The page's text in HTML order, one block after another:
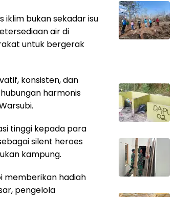
iklim bukan sekadar isu
air di
untuk bergerak
konsisten, dan
harmonis
tinggi kepada para
silent heroes
kampung.
memberikan hadiah
pengelola